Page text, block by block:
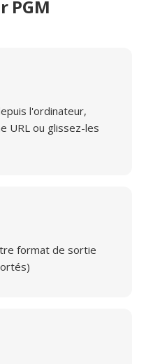
PGM
l'ordinateur,
URL ou glissez-les
format de sortie